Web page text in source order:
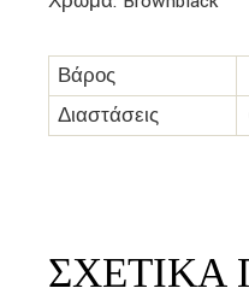
Βάρος
Διαστάσεις
ΣΧΕΤΙΚΆ